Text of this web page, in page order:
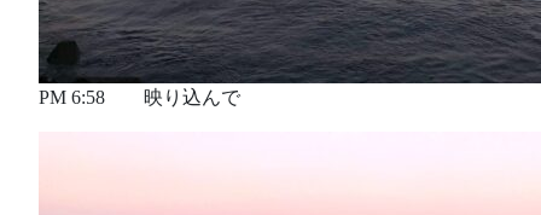
PM 6:58 映り込んで